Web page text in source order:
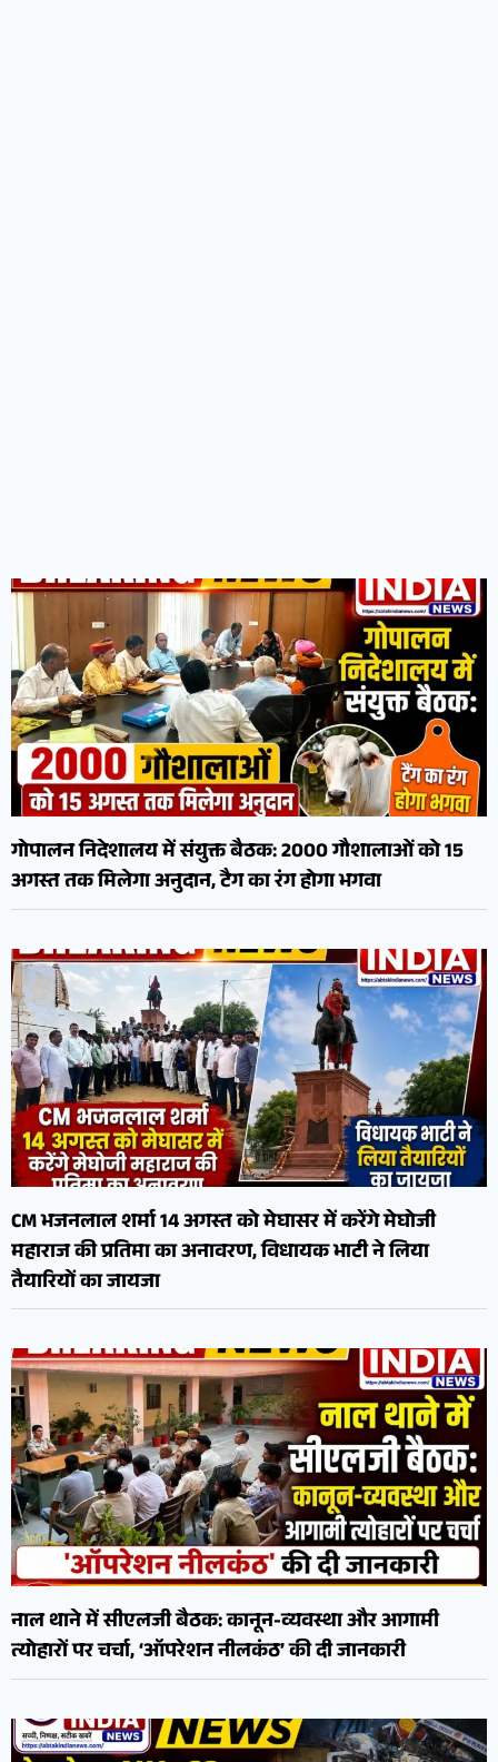
गोपालन निदेशालय में संयुक्त बैठक: 2000 गौशालाओं को 15
अगस्त तक मिलेगा अनुदान, टैग का रंग होगा भगवा
CM भजनलाल शर्मा 14 अगस्त को मेघासर में करेंगे मेघोजी
महाराज की प्रतिमा का अनावरण, विधायक भाटी ने लिया
तैयारियों का जायजा
नाल थाने में सीएलजी बैठक: कानून-व्यवस्था और आगामी
त्योहारों पर चर्चा, ‘ऑपरेशन नीलकंठ’ की दी जानकारी